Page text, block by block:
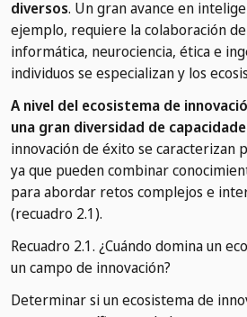
diversos. Un gran avance en
ejemplo, requiere la colaboración
informática, neurociencia, ética e
individuos se especializan y los
A nivel del ecosistema de
una gran diversidad de
innovación de éxito se caracterizan
ya que pueden combinar
para abordar retos complejos e
(recuadro 2.1).
Recuadro 2.1. ¿Cuándo domina un
un campo de innovación?
Determinar si un ecosistema de